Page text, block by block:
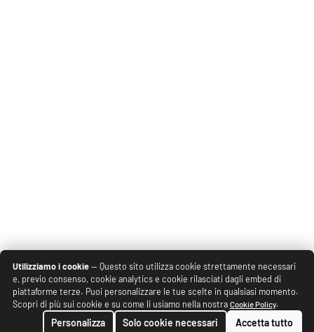
Utilizziamo i cookie— Questo sito utilizza cookie strettamente necessari
e, previo consenso, cookie analytics e cookie rilasciati dagli embed di
piattaforme terze. Puoi personalizzare le tue scelte in qualsiasi momento.
Scopri di più sui cookie e su come li usiamo nella nostra Cookie Policy.
Personalizza Solo cookie necessari Accetta tutto